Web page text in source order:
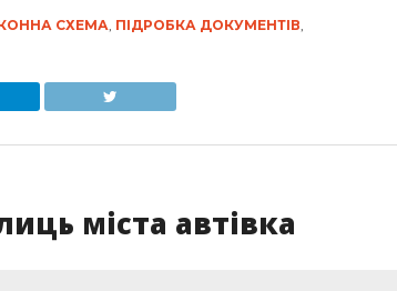
СХЕМА ПІДРОБКА ДОКУМЕНТІВ
міста автівка